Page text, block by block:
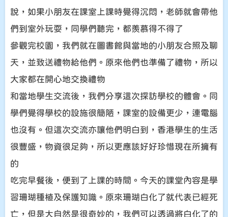
說，如果小朋友在課室上課時覺得沉悶，老師就會帶他
們到室外玩耍，同學們聽完，都羨慕得不得了
參觀完校園，我們就在圖書館與當地的小朋友合照及聊
天，並致送禮物給他們。原來他們也準備了禮物，所以
大家都在開心地交換禮物
和當地學生交流後，我們分享這次探訪學校的體會。同
學們覺得學校的設施很簡陋，課室的設備更少，連電腦
也沒有。但這次交流亦讓他們明白到，香港學生的生活
很豐盛，物資很足夠，所以更應該好好珍惜現在所擁有
的
吃完早餐後，便到了上課的時間。今天的課堂內容是學
習珊瑚種植及保護知識。原來珊瑚白化了就代表已經死
亡，但是大自然是很奇妙的，我們可以透過將白化了的